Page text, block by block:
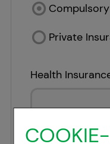
Private
Health
Name*